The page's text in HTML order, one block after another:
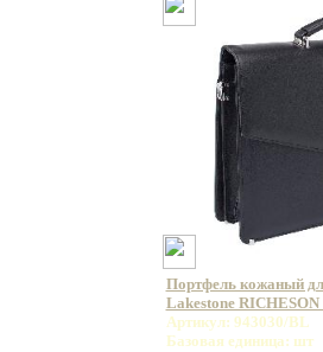
Портфель кожаный
Lakestone RICHESON
Артикул: 943030/BL
Базовая единица: шт